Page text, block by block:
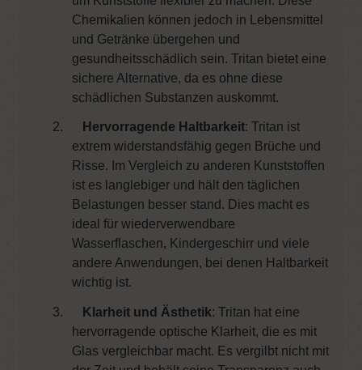
Chemikalien können jedoch in Lebensmittel
und Getränke übergehen und
gesundheitsschädlich sein. Tritan bietet eine
sichere Alternative, da es ohne diese
schädlichen Substanzen auskommt.
2. Hervorragende Haltbarkeit: Tritan ist
extrem widerstandsfähig gegen Brüche und
Risse. Im Vergleich zu anderen Kunststoffen
ist es langlebiger und hält den täglichen
Belastungen besser stand. Dies macht es
ideal für wiederverwendbare
Wasserflaschen, Kindergeschirr und viele
andere Anwendungen, bei denen Haltbarkeit
wichtig ist.
3. Klarheit und Ästhetik: Tritan hat eine
hervorragende optische Klarheit, die es mit
Glas vergleichbar macht. Es vergilbt nicht mit